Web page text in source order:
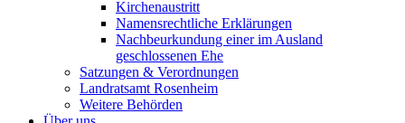
Kirchenaustritt
Namensrechtliche Erklärungen
Nachbeurkundung einer im Ausland
geschlossenen Ehe
Satzungen & Verordnungen
Landratsamt Rosenheim
Weitere Behörden